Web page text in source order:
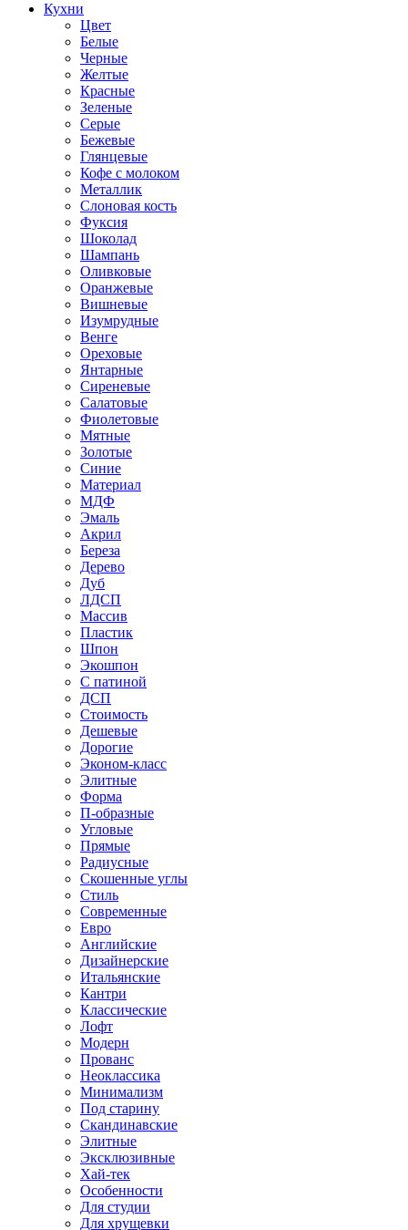
Кухни
Цвет
Белые
Черные
Желтые
Красные
Зеленые
Серые
Бежевые
Глянцевые
Кофе с молоком
Металлик
Слоновая кость
Фуксия
Шоколад
Шампань
Оливковые
Оранжевые
Вишневые
Изумрудные
Венге
Ореховые
Янтарные
Сиреневые
Салатовые
Фиолетовые
Мятные
Золотые
Синие
Материал
МДФ
Эмаль
Акрил
Береза
Дерево
Дуб
ЛДСП
Массив
Пластик
Шпон
Экошпон
С патиной
ДСП
Стоимость
Дешевые
Дорогие
Эконом-класс
Элитные
Форма
П-образные
Угловые
Прямые
Радиусные
Скошенные углы
Стиль
Современные
Евро
Английские
Дизайнерские
Итальянские
Кантри
Классические
Лофт
Модерн
Прованс
Неоклассика
Минимализм
Под старину
Скандинавские
Элитные
Эксклюзивные
Хай-тек
Особенности
Для студии
Для хрущевки